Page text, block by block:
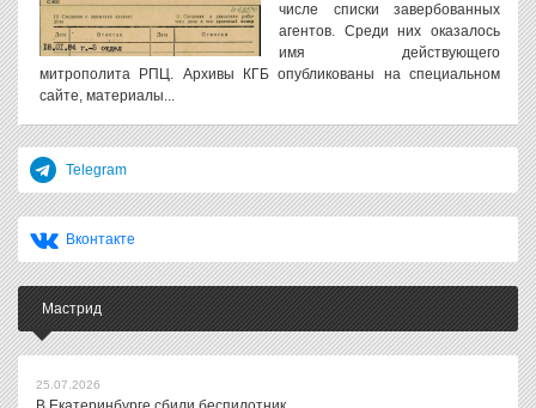
числе списки завербованных
агентов. Среди них оказалось
имя действующего
митрополита РПЦ. Архивы КГБ опубликованы на специальном
сайте, материалы...
Telegram
Вконтакте
Мастрид
25.07.2026